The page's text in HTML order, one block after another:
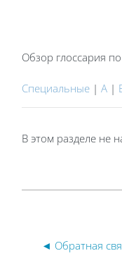
Обзор глоссария
Специальные | А |
В этом разделе не
◄ Обратная